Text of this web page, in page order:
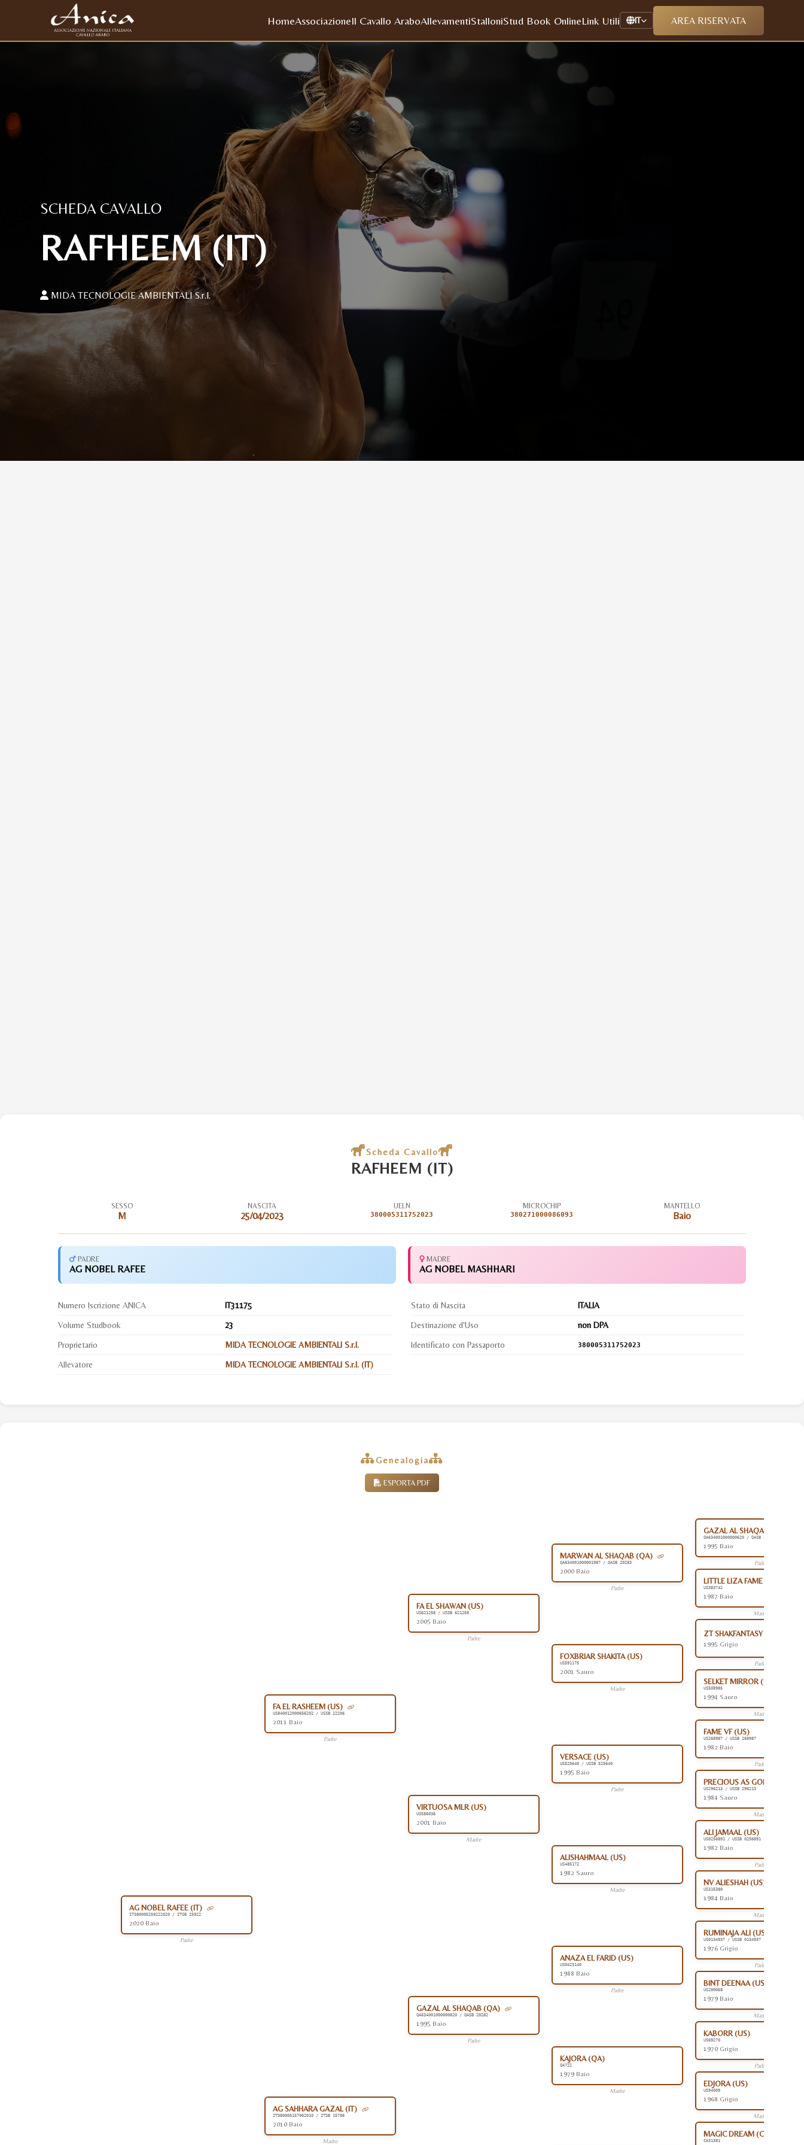
HomeAssociazioneIl Cavallo AraboAllevamentiStalloniStud Book OnlineLink Utili IT AREA RISERVATA
SCHEDA CAVALLO
RAFHEEM (IT)
MIDA TECNOLOGIE AMBIENTALI S.r.l.
Scheda Cavallo
RAFHEEM (IT)
SESSO
M
NASCITA
25/04/2023
UELN
380005311752023
MICROCHIP
380271000086093
MANTELLO
Baio
PADRE
AG NOBEL RAFEE
MADRE
AG NOBEL MASHHARI
Numero Iscrizione ANICA IT31175
Volume Studbook 23
Proprietario MIDA TECNOLOGIE AMBIENTALI S.r.l.
Allevatore MIDA TECNOLOGIE AMBIENTALI S.r.l. (IT)
Stato di Nascita ITALIA
Destinazione d'Uso non DPA
Identificato con Passaporto 380005311752023
Genealogia
ESPORTA PDF
AG NOBEL RAFEE (IT)
IT380005259222020 / ITSB 25922
2020 Baio
Padre
FA EL RASHEEM (US)
US840012000656202 / USSB 22206
2011 Baio
Padre
FA EL SHAWAN (US)
US621258 / USSB 621258
2005 Baio
Padre
MARWAN AL SHAQAB (QA)
QA634001000001987 / QASB 20283
2000 Baio
Padre
GAZAL AL SHAQAB (QA)
QA634001000000620 / QASB 20282
1995 Baio
Padre
LITTLE LIZA FAME (US)
US383742
1987 Baio
Madre
FOXBRIAR SHAKITA (US)
US591175
2001 Sauro
Madre
ZT SHAKFANTASY (AR)
1995 Grigio
Padre
SELKET MIRROR (US)
US508985
1994 Sauro
Madre
VIRTUOSA MLR (US)
US586036
2001 Baio
Madre
VERSACE (US)
US525640 / USSB 525640
1995 Baio
Padre
FAME VF (US)
US268987 / USSB 268987
1982 Baio
Padre
PRECIOUS AS GOLD (US)
US296213 / USSB 296213
1984 Sauro
Madre
ALISHAHMAAL (US)
US485172
1982 Sauro
Madre
ALI JAMAAL (US)
US0256891 / USSB 0256891
1982 Baio
Padre
NV ALIESHAH (US)
US315380
1984 Baio
Madre
AG SAHHARA GAZAL (IT)
IT380005157062010 / ITSB 15706
2010 Baio
Madre
GAZAL AL SHAQAB (QA)
QA634001000000620 / QASB 20282
1995 Baio
Padre
ANAZA EL FARID (US)
US0423140
1988 Baio
Padre
RUMINAJA ALI (US)
US0134937 / USSB 0134937
1976 Grigio
Padre
BINT DEENAA (US)
US200068
1979 Baio
Madre
KAJORA (QA)
QA722
1979 Baio
Madre
KABORR (US)
US69270
1970 Grigio
Padre
EDJORA (US)
US94009
1968 Grigio
Madre
MAGIC DREAM (CA)
CA31381